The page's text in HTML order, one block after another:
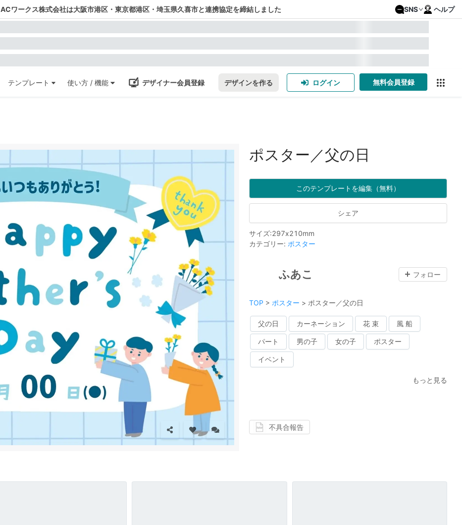
ACワークス株式会社は大阪市港区・東京都港区・埼玉県久喜市と連携協定を締結しました SNS ヘルプ
テンプレート 使い方 / 機能 デザイナー会員登録 デザインを作る ログイン 無料会員登録
ポスター／父の日
このテンプレートを編集（無料）
シェア
サイズ:297x210mm
カテゴリー: ポスター
ふあこ フォロー
TOP > ポスター > ポスター／父の日
父の日 カーネーション 花 束 風 船
パート 男の子 女の子 ポスター
イベント
もっと見る
不具合報告